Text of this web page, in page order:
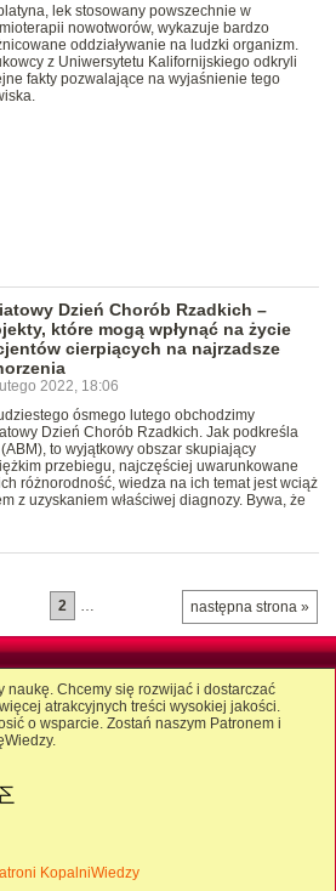
lek stosowany powszechnie w
nowotworów, wykazuje bardzo
oddziaływanie na ludzki organizm.
z Uniwersytetu Kalifornijskiego odkryli
fakty pozwalające na wyjaśnienie tego
Dzień Chorób Rzadkich –
które mogą wpłynąć na życie
cierpiących na najrzadsze
2022, 18:06
ósmego lutego obchodzimy
Dzień Chorób Rzadkich. Jak podkreśla
to wyjątkowy obszar skupiający
przebiegu, najczęściej uwarunkowane
różnorodność, wiedza na ich temat jest wciąż
z uzyskaniem właściwej diagnozy. Bywa, że
następna strona »
2 …
naukę. Chcemy się rozwijać i dostarczać
atrakcyjnych treści wysokiej jakości.
o wsparcie. Zostań naszym Patronem i
KopalniWiedzy